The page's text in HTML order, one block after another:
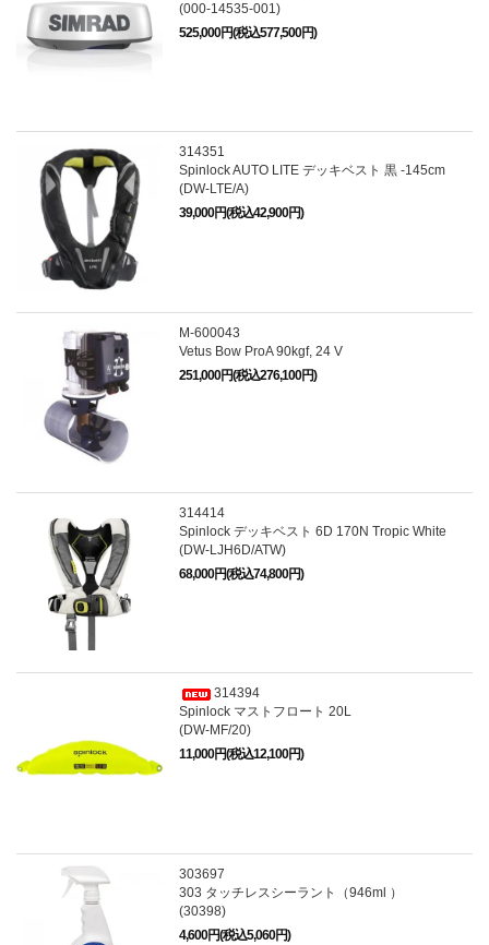
(000-14535-001)
525,000円(税込577,500円)
314351
Spinlock AUTO LITE デッキベスト 黒 -145cm
(DW-LTE/A)
39,000円(税込42,900円)
M-600043
Vetus Bow ProA 90kgf, 24 V
251,000円(税込276,100円)
314414
Spinlock デッキベスト 6D 170N Tropic White
(DW-LJH6D/ATW)
68,000円(税込74,800円)
314394
Spinlock マストフロート 20L
(DW-MF/20)
11,000円(税込12,100円)
303697
303 タッチレスシーラント（946ml ）
(30398)
4,600円(税込5,060円)